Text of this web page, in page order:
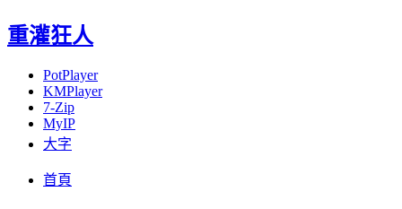
重灌狂人
PotPlayer
KMPlayer
7-Zip
MyIP
大字
首頁